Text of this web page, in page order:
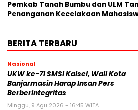
Pemkab Tanah Bumbu dan ULM
Penanganan Kecelakaan
BERITA TERBARU
Nasional
UKW ke-71 SMSI Kalsel, Wali Kota
Banjarmasin Harap Insan Pers
Berberintegritas
Minggu, 9 Agu 2026 - 16:45 WITA